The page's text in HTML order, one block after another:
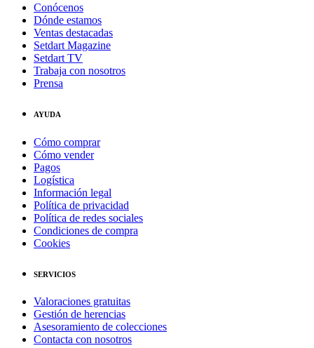
Conócenos
Dónde estamos
Ventas destacadas
Setdart Magazine
Setdart TV
Trabaja con nosotros
Prensa
AYUDA
Cómo comprar
Cómo vender
Pagos
Logística
Información legal
Política de privacidad
Política de redes sociales
Condiciones de compra
Cookies
SERVICIOS
Valoraciones gratuitas
Gestión de herencias
Asesoramiento de colecciones
Contacta con nosotros